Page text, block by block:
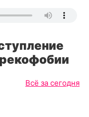
Всё за сегодня